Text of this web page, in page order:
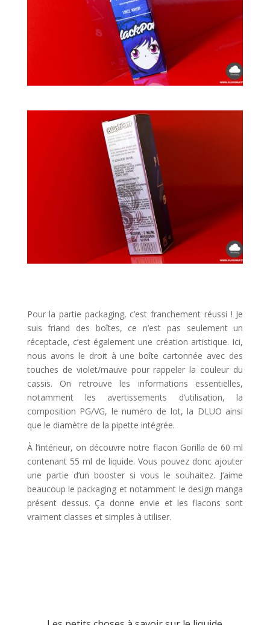
Pour la partie packaging, c’est franchement réussi ! Je
suis friand des boîtes, ce n’est pas seulement un
réceptacle, c’est également une création artistique. Ici,
nous avons le droit à une boîte cartonnée avec des
touches de violet/mauve pour rappeler la couleur du
cassis. On retrouve les informations essentielles,
notamment les avertissements d’utilisation, la
composition PG/VG, le numéro de lot, la DLUO ainsi
que le diamètre de la pipette intégrée.
À l’intérieur, on découvre notre flacon Gorilla de 60 ml
contenant 55 ml de liquide. Vous pouvez donc ajouter
une partie d’un booster si vous le souhaitez. J’aime
beaucoup le packaging et notamment le design manga
présent dessus. Ça donne envie et les flacons sont
vraiment classes et simples à utiliser.